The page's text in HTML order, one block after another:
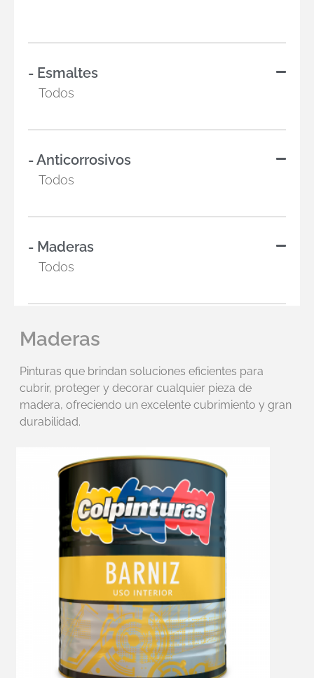
- Esmaltes
Todos
- Anticorrosivos
Todos
- Maderas
Todos
Maderas
Pinturas que brindan soluciones eficientes para
cubrir, proteger y decorar cualquier pieza de
madera, ofreciendo un excelente cubrimiento y gran
durabilidad.